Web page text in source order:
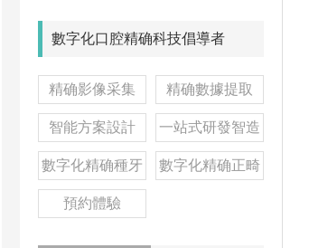
數字化口腔精确科技倡導者
精确影像采集 精确數據提取
智能方案設計 一站式研發智造
數字化精确種牙 數字化精确正畸
預約體驗